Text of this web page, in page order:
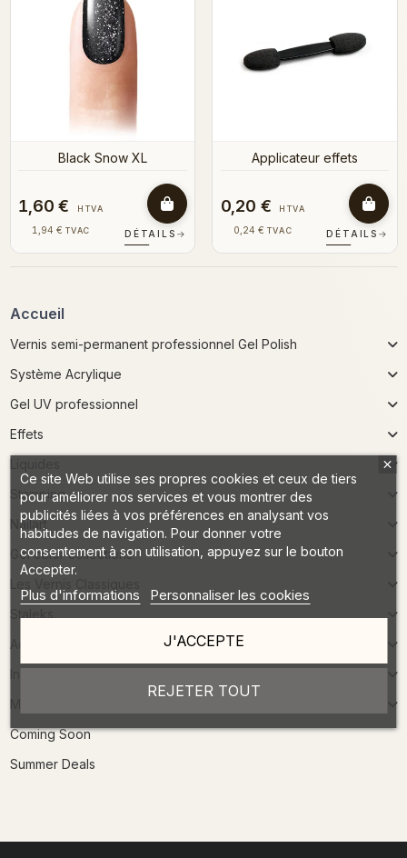
Black Snow XL
1,60 € HTVA
1,94 € TVAC DÉTAILS →
Applicateur effets
0,20 € HTVA
0,24 € TVAC DÉTAILS →
Accueil
Vernis semi-permanent professionnel Gel Polish
Système Acrylique
Gel UV professionnel
Effets
Stamping
Nailart
Gel color collections
Staleks
Accessoires
Coming Soon
Summer Deals
Ce site Web utilise ses propres cookies et ceux de tiers
pour améliorer nos services et vous montrer des
publicités liées à vos préférences en analysant vos
habitudes de navigation. Pour donner votre
consentement à son utilisation, appuyez sur le bouton
Accepter.
Plus d'informations Personnaliser les cookies
REJETER TOUT
J'ACCEPTE